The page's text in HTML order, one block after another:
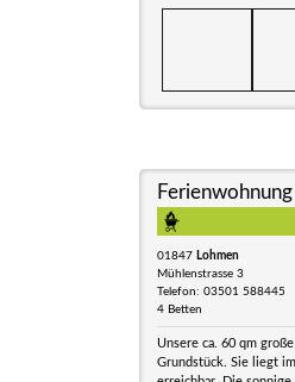
01847 Lohmen
Mühlenstrasse 3
Telefon: 03501 588445
4 Betten
Unsere ca. 60 qm
Grundstück. Sie liegt